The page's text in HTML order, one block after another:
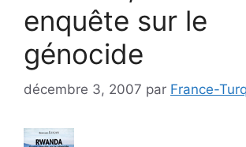
enquête sur le
génocide
décembre 3, 2007 par France-